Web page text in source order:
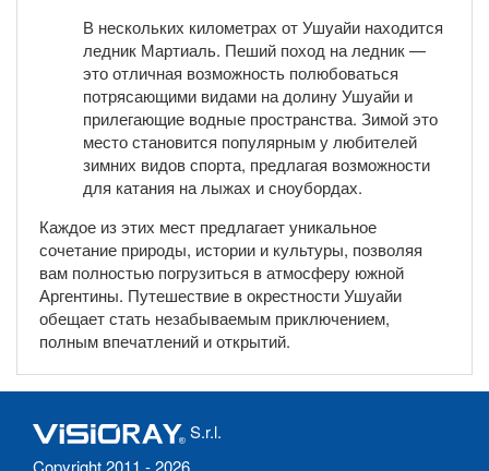
В нескольких километрах от Ушуайи находится
ледник Мартиаль. Пеший поход на ледник —
это отличная возможность полюбоваться
потрясающими видами на долину Ушуайи и
прилегающие водные пространства. Зимой это
место становится популярным у любителей
зимних видов спорта, предлагая возможности
для катания на лыжах и сноубордах.
Каждое из этих мест предлагает уникальное
сочетание природы, истории и культуры, позволяя
вам полностью погрузиться в атмосферу южной
Аргентины. Путешествие в окрестности Ушуайи
обещает стать незабываемым приключением,
полным впечатлений и открытий.
S.r.l.
Copyright 2011 - 2026